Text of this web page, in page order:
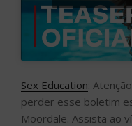
Sex Education:
perder esse boletim
Moordale. Assista ao